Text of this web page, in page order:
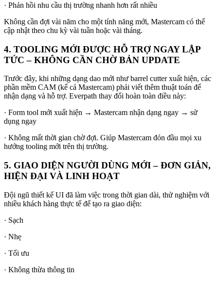
· Phản hồi nhu cầu thị trường nhanh hơn rất nhiều
Không cần đợi vài năm cho một tính năng mới, Mastercam có thể
cập nhật theo chu kỳ vài tuần hoặc vài tháng.
4. TOOLING MỚI ĐƯỢC HỖ TRỢ NGAY LẬP
TỨC – KHÔNG CẦN CHỜ BẢN UPDATE
Trước đây, khi những dạng dao mới như barrel cutter xuất hiện, các
phần mềm CAM (kể cả Mastercam) phải viết thêm thuật toán để
nhận dạng và hỗ trợ. Everpath thay đổi hoàn toàn điều này:
· Form tool mới xuất hiện → Mastercam nhận dạng ngay → sử
dụng ngay
· Không mất thời gian chờ đợi. Giúp Mastercam đón đầu mọi xu
hướng tooling mới trên thị trường.
5. GIAO DIỆN NGƯỜI DÙNG MỚI – ĐƠN GIẢN,
HIỆN ĐẠI VÀ LINH HOẠT
Đội ngũ thiết kế UI đã làm việc trong thời gian dài, thử nghiệm với
nhiều khách hàng thực tế để tạo ra giao diện:
· Sạch
· Nhẹ
· Tối ưu
· Không thừa thông tin